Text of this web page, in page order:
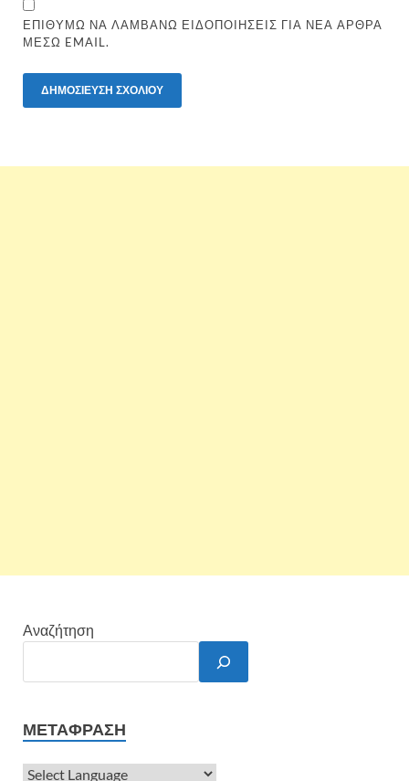
ΕΠΙΘΥΜΏ ΝΑ ΛΑΜΒΆΝΩ ΕΙΔΟΠΟΙΉΣΕΙΣ ΓΙΑ ΝΈΑ ΆΡΘΡΑ
ΜΈΣΩ EMAIL.
Αναζήτηση
ΜΕΤΆΦΡΑΣΗ